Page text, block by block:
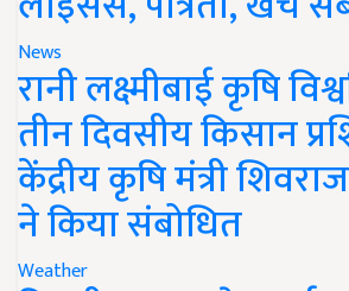
News
रानी लक्ष्मीबाई कृषि
तीन दिवसीय किसान
केंद्रीय कृषि मंत्री
ने किया संबोधित
Weather